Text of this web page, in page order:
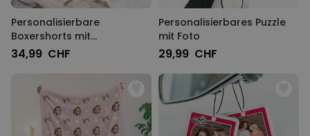
Personalisierbare
Boxershorts mit
Reisverschluss Design
34,99 CHF
Personalisierbares Puzzle
mit Foto
29,99 CHF